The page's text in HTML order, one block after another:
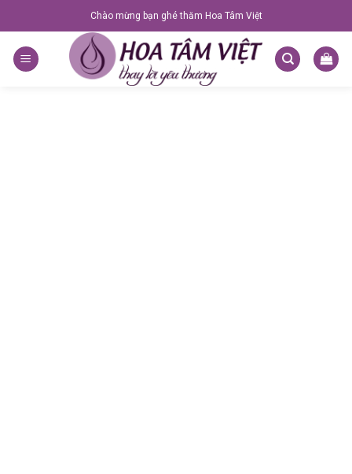
to
content
Chào mừng bạn ghé thăm Hoa Tâm Việt